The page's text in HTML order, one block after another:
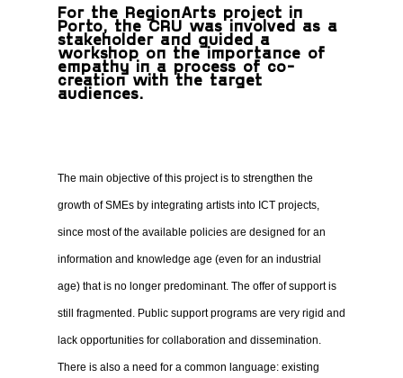
For the RegionArts project in
Porto, the CRU was involved as a
stakeholder and guided a
workshop on the importance of
empathy in a process of co-
creation with the target
audiences.
The main objective of this project is to strengthen the
growth of SMEs by integrating artists into ICT projects,
since most of the available policies are designed for an
information and knowledge age (even for an industrial
age) that is no longer predominant. The offer of support is
still fragmented. Public support programs are very rigid and
lack opportunities for collaboration and dissemination.
There is also a need for a common language: existing